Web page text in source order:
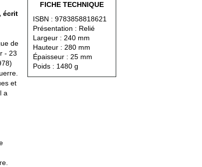
écrit
de
- 23
et
a
FICHE TECHNIQUE
ISBN : 9783858818621
Présentation : Relié
Largeur : 240 mm
Hauteur : 280 mm
Épaisseur : 25 mm
Poids : 1480 g